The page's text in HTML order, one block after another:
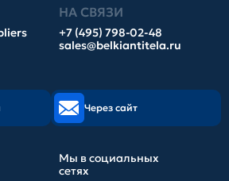
НА СВЯЗИ
+7 (495) 798-02-48
sales@belkiantitela.ru
Через сайт
Мы в социальных
сетях